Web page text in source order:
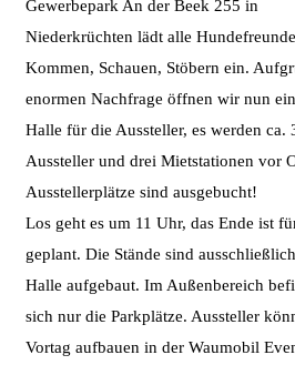
Gewerbepark An der Beek 255 in
Niederkrüchten lädt alle
Kommen, Schauen, Stöbern ein.
enormen Nachfrage öffnen wir nun
Halle für die Aussteller, es werden ca.
Aussteller und drei Mietstationen vor
Ausstellerplätze sind ausgebucht!
Los geht es um 11 Uhr, das Ende ist
geplant. Die Stände sind
Halle aufgebaut. Im Außenbereich
sich nur die Parkplätze. Aussteller
Vortag aufbauen in der Waumobil